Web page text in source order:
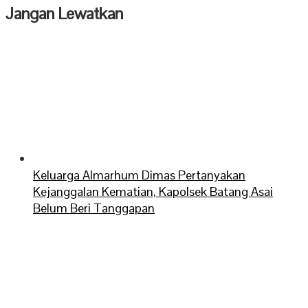
Jangan Lewatkan
Keluarga Almarhum Dimas Pertanyakan
Kejanggalan Kematian, Kapolsek Batang Asai
Belum Beri Tanggapan